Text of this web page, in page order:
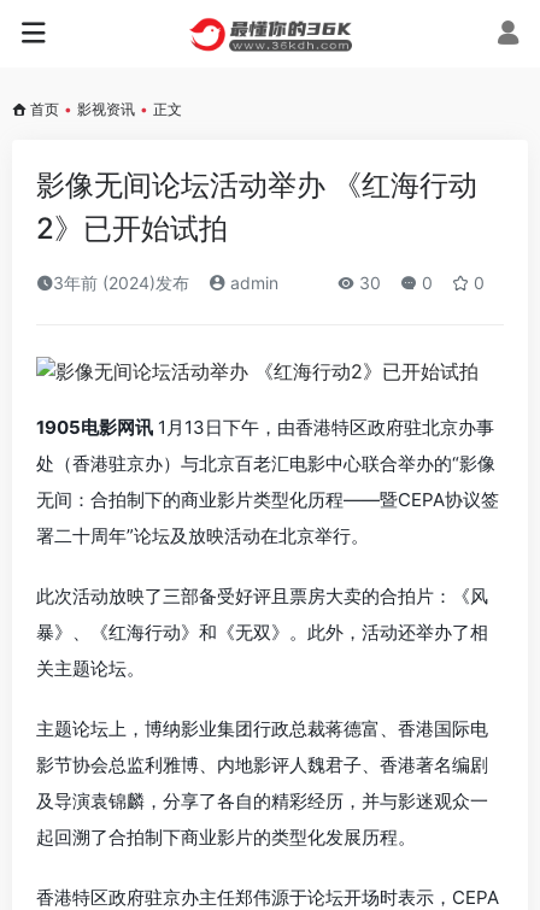
首页 • 影视资讯 • 正文
影像无间论坛活动举办 《红海行动
2》已开始试拍
3年前 (2024)发布 admin 30 0 0
1905电影网讯 1月13日下午，由香港特区政府驻北京办事
处（香港驻京办）与北京百老汇电影中心联合举办的“影像
无间：合拍制下的商业影片类型化历程——暨CEPA协议签
署二十周年”论坛及放映活动在北京举行。
此次活动放映了三部备受好评且票房大卖的合拍片：《风
暴》、《红海行动》和《无双》。此外，活动还举办了相
关主题论坛。
主题论坛上，博纳影业集团行政总裁蒋德富、香港国际电
影节协会总监利雅博、内地影评人魏君子、香港著名编剧
及导演袁锦麟，分享了各自的精彩经历，并与影迷观众一
起回溯了合拍制下商业影片的类型化发展历程。
香港特区政府驻京办主任郑伟源于论坛开场时表示，CEPA